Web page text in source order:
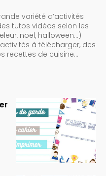
variété d’activités
tutos vidéos selon les
noel, halloween…)
à télécharger, des
recettes de cuisine…